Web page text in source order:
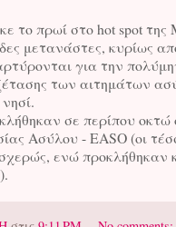
το πρωί στο hot spot της
μετανάστες, κυρίως
για την
των αιτημάτων
σε περίπου οκτώ
Ασύλου - EASO (οι
ενώ προκλήθηκαν